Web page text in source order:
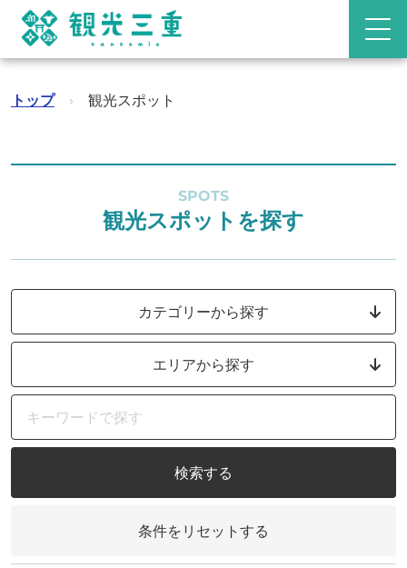
トップ › 観光スポット
SPOTS
観光スポットを探す
カテゴリーから探す
エリアから探す
検索する
条件をリセットする